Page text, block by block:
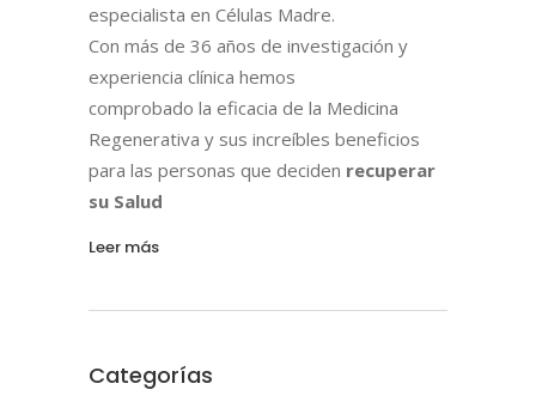
especialista en Células Madre.
Con más de 36 años de investigación y
experiencia clínica hemos
comprobado la eficacia de la Medicina
Regenerativa y sus increíbles beneficios
para las personas que deciden recuperar
su Salud
Leer más
Categorías